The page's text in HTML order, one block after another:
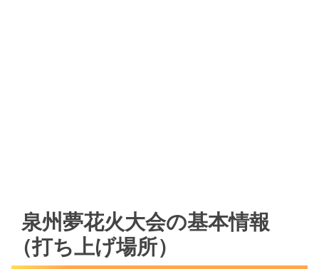
泉州夢花火大会の基本情報
（打ち上げ場所）